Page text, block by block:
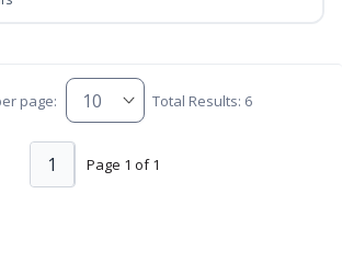
page: Total Results: 6
Page 1 of 1
1